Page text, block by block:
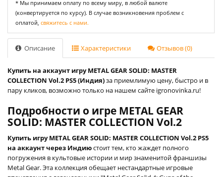
* Мы принимаем оплату по всему миру, в любой валюте
(конвертируется по курсу). В случае возникновения проблем с
оплатой, свяжитесь с нами.
Описание Характеристики Отзывов (0)
Купить на аккаунт игру METAL GEAR SOLID: MASTER
COLLECTION Vol.2 PS5 (Индия)за приемлимую цену, быстро и в
пару кликов, возможно только на нашем сайте igronovinka.ru!
Подробности о игре METAL GEAR
SOLID: MASTER COLLECTION Vol.2
Купить игру METAL GEAR SOLID: MASTER COLLECTION Vol.2 PS5
на аккаунт через Индиюстоит тем, кто жаждет полного
погружения в культовые истории и мир знаменитой франшизы
Metal Gear. Эта коллекция обещает нестандартные игровые